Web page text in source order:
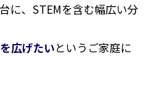
に、STEMを含む幅広い分
広げたいというご家庭に